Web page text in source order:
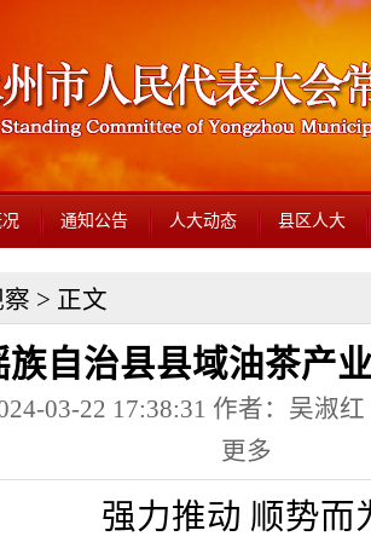
通知公告 人大动态 县区人大
> 正文
族自治县县域油茶产
03-22 17:38:31 作者：吴淑
更多
强力推动 顺势而